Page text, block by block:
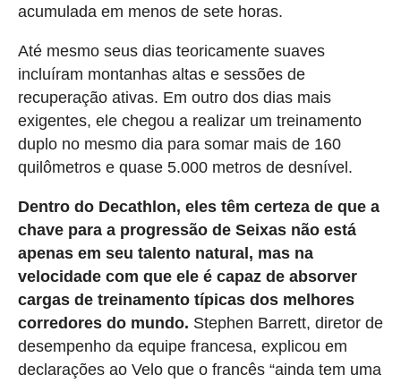
acumulada em menos de sete horas.
Até mesmo seus dias teoricamente suaves
incluíram montanhas altas e sessões de
recuperação ativas. Em outro dos dias mais
exigentes, ele chegou a realizar um treinamento
duplo no mesmo dia para somar mais de 160
quilômetros e quase 5.000 metros de desnível.
Dentro do Decathlon, eles têm certeza de que a
chave para a progressão de Seixas não está
apenas em seu talento natural, mas na
velocidade com que ele é capaz de absorver
cargas de treinamento típicas dos melhores
corredores do mundo. Stephen Barrett, diretor de
desempenho da equipe francesa, explicou em
declarações ao Velo que o francês “ainda tem uma